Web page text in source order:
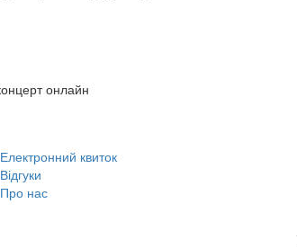
онлайн
Електронний квиток
Відгуки
Про нас